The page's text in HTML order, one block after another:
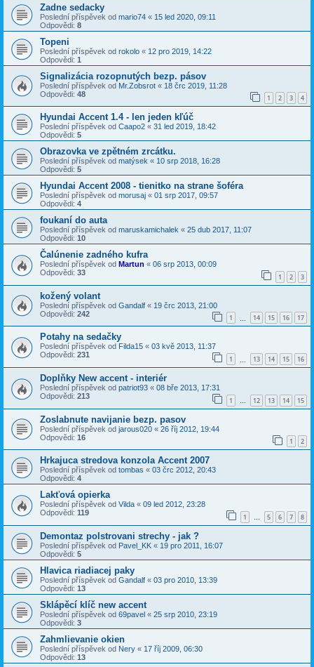
Zadne sedacky
Poslední příspěvek od mario74 « 15 led 2020, 09:11
Odpovědi: 8
Topeni
Poslední příspěvek od rokolo « 12 pro 2019, 14:22
Odpovědi: 1
Signalizácia rozopnutých bezp. pásov
Poslední příspěvek od Mr.Zobsrot « 18 črc 2019, 11:28
Odpovědi: 48 1 2 3 4
Hyundai Accent 1.4 - len jeden kľúč
Poslední příspěvek od Caapo2 « 31 led 2019, 18:42
Odpovědi: 5
Obrazovka ve zpětném zrcátku.
Poslední příspěvek od matýsek « 10 srp 2018, 16:28
Odpovědi: 5
Hyundai Accent 2008 - tienitko na strane šoféra
Poslední příspěvek od morusaj « 01 srp 2017, 09:57
Odpovědi: 4
foukaní do auta
Poslední příspěvek od maruskamichalek « 25 dub 2017, 11:07
Odpovědi: 10
Čalúnenie zadného kufra
Poslední příspěvek od Martun « 06 srp 2013, 00:09
Odpovědi: 33 1 2 3
kožený volant
Poslední příspěvek od Gandalf « 19 črc 2013, 21:00
Odpovědi: 242 1 14 15 16 17
Potahy na sedačky
Poslední příspěvek od Filda15 « 03 kvě 2013, 11:37
Odpovědi: 231 1 13 14 15 16
Doplňky New accent - interiér
Poslední příspěvek od patriot93 « 08 bře 2013, 17:31
Odpovědi: 213 1 … 12 13 14 15
Zoslabnute navijanie bezp. pasov
Poslední příspěvek od jarous020 « 26 říj 2012, 19:44
Odpovědi: 16 1 2
Hrkajuca stredova konzola Accent 2007
Poslední příspěvek od tombas « 03 črc 2012, 20:43
Odpovědi: 4
Lakťová opierka
Poslední příspěvek od Vilda « 09 led 2012, 23:28
Odpovědi: 119 1 … 5 6 7 8
Demontaz polstrovani strechy - jak ?
Poslední příspěvek od Pavel_KK « 19 pro 2011, 16:07
Odpovědi: 5
Hlavica riadiacej paky
Poslední příspěvek od Gandalf « 03 pro 2010, 13:39
Odpovědi: 13
Sklápěcí klíč new accent
Poslední příspěvek od 69pavel « 25 srp 2010, 23:19
Odpovědi: 3
Zahmlievanie okien
Poslední příspěvek od Nery « 17 říj 2009, 06:30
Odpovědi: 13